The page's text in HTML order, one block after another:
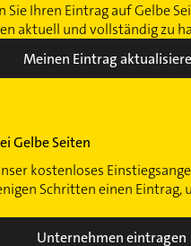
Sie Ihren Eintrag auf Gelbe
aktuell und vollständig zu
Meinen Eintrag
Gelbe Seiten
kostenloses
Schritten einen Eintrag,
Unternehmen eintragen